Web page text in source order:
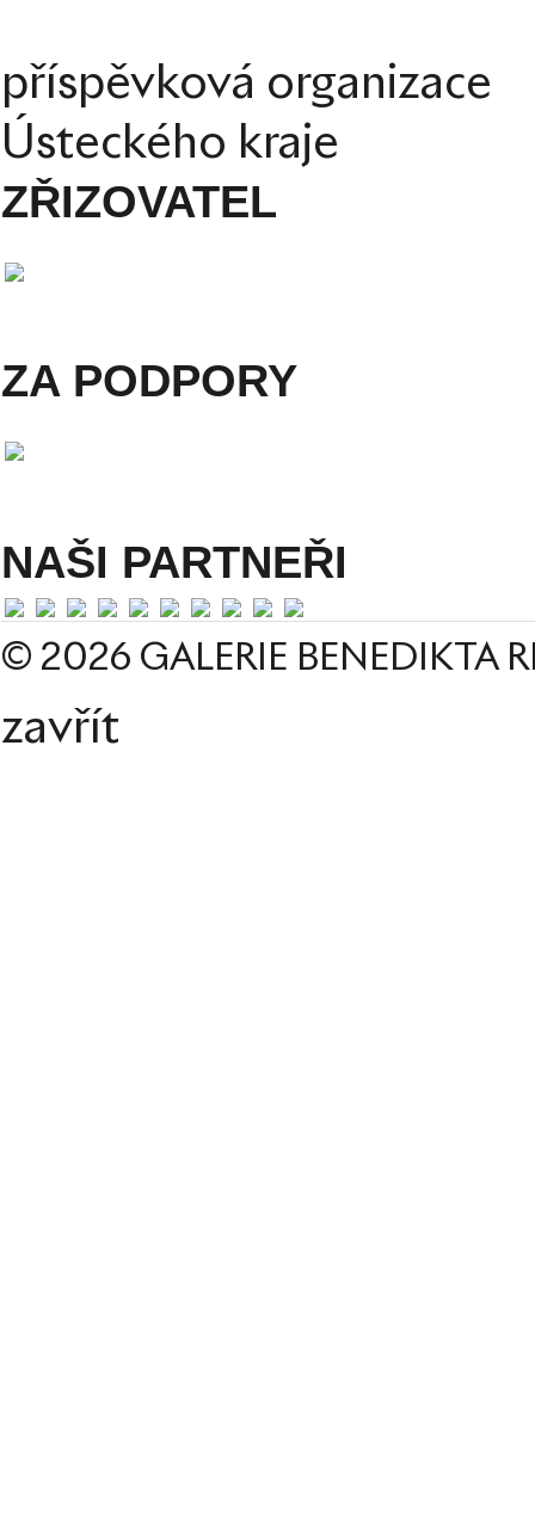
příspěvková organizace
Ústeckého kraje
ZŘIZOVATEL
ZA PODPORY
NAŠI PARTNEŘI
© 2026 GALERIE BENEDIKTA
zavřít